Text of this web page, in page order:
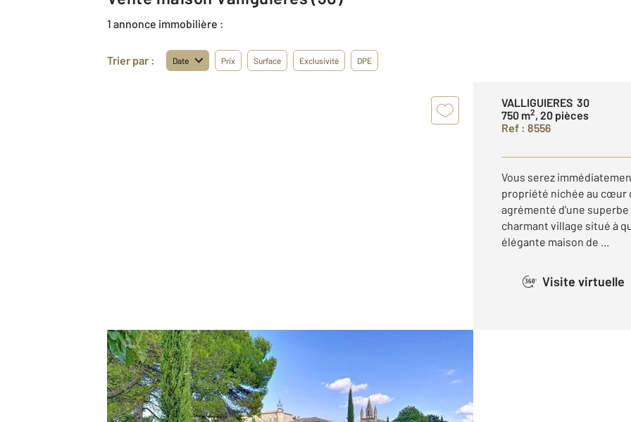
1 annonce immobilière :
Trier par : Date Prix Surface Exclusivité DPE
VALLIGUIERES 30
750 m2, 20 pièces
Ref : 8556
Vous serez
propriété nichée au cœur
agrémenté d'une
charmant village situé à
élégante maison de ...
360° Visite virtuelle